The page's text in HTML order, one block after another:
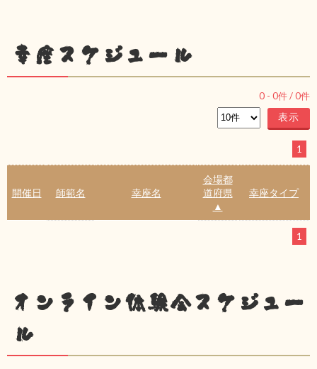
幸座スケジュール
0 - 0件 /0件
1
開催日 師範名 幸座名
会場都
道府県
▲
幸座タイプ
1
オンライン体験会スケジュー
ル